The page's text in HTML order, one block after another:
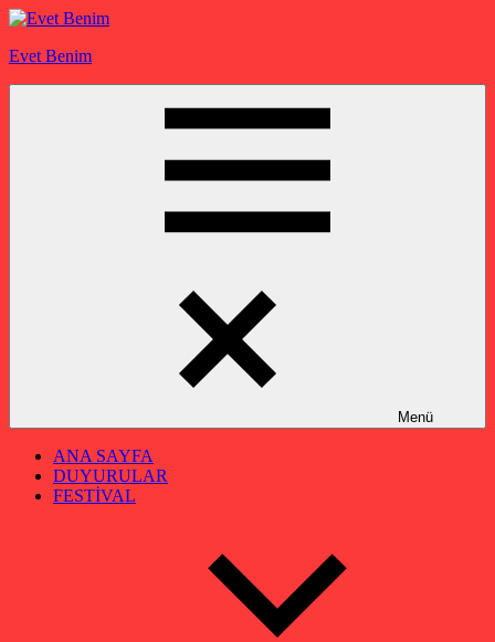
İçeriğe
Evet Benim
Menü
ANA SAYFA
DUYURULAR
FESTİVAL